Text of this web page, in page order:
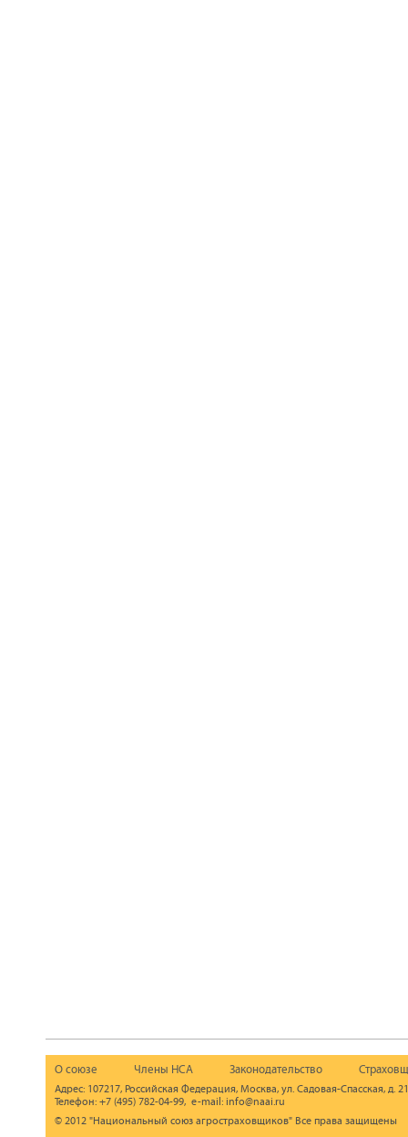
О союзе Члены НСА Законодательство
Адрес: 107217, Российская Федерация, Москва, ул. Садовая-Спасская, д.
Телефон: +7 (495) 782-04-99, e-mail: info@naai.ru
© 2012 "Национальный союз агростраховщиков" Все права защищены